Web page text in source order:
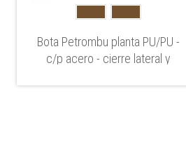
Bota Petrombu planta PU/PU -
c/p acero - cierre lateral y